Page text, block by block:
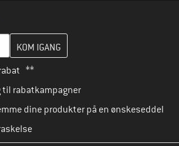
her, og opret i næste trin din
**
til rabatkampagner
dine produkter på en ønskeseddel